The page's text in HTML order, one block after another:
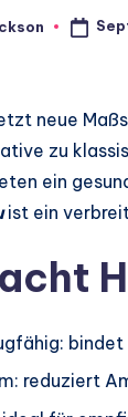
neue
zu
ein
ist ein
reduziert